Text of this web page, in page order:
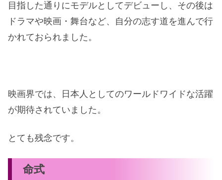
目指した通りにモデルとしてデビューし、その後は
ドラマや映画・舞台など、自分の志す道を進んで行
かれておられました。
映画界では、日本人としてのワールドワイドな活躍
が期待されていました。
とても残念です。
命式